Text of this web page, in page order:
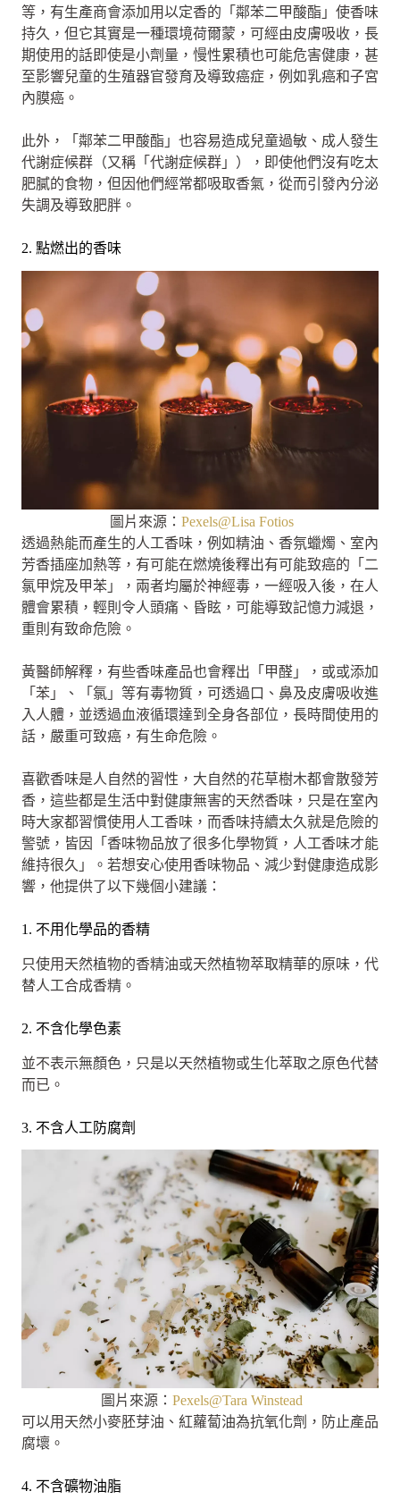
等，有生產商會添加用以定香的「鄰苯二甲酸酯」使香味
持久，但它其實是一種環境荷爾蒙，可經由皮膚吸收，長
期使用的話即使是小劑量，慢性累積也可能危害健康，甚
至影響兒童的生殖器官發育及導致癌症，例如乳癌和子宮
內膜癌。
此外，「鄰苯二甲酸酯」也容易造成兒童過敏、成人發生
代謝症候群（又稱「代謝症候群」），即使他們沒有吃太
肥膩的食物，但因他們經常都吸取香氣，從而引發內分泌
失調及導致肥胖。
2. 點燃出的香味
圖片來源： Pexels@Lisa Fotios
透過熱能而產生的人工香味，例如精油、香氛蠟燭、室內
芳香插座加熱等，有可能在燃燒後釋出有可能致癌的「二
氯甲烷及甲苯」，兩者均屬於神經毒，一經吸入後，在人
體會累積，輕則令人頭痛、昏眩，可能導致記憶力減退，
重則有致命危險。
黃醫師解釋，有些香味產品也會釋出「甲醛」，或或添加
「苯」、「氯」等有毒物質，可透過口、鼻及皮膚吸收進
入人體，並透過血液循環達到全身各部位，長時間使用的
話，嚴重可致癌，有生命危險。
喜歡香味是人自然的習性，大自然的花草樹木都會散發芳
香，這些都是生活中對健康無害的天然香味，只是在室內
時大家都習慣使用人工香味，而香味持續太久就是危險的
警號，皆因「香味物品放了很多化學物質，人工香味才能
維持很久」。若想安心使用香味物品、減少對健康造成影
響，他提供了以下幾個小建議：
1. 不用化學品的香精
只使用天然植物的香精油或天然植物萃取精華的原味，代
替人工合成香精。
2. 不含化學色素
並不表示無顏色，只是以天然植物或生化萃取之原色代替
而已。
3. 不含人工防腐劑
圖片來源： Pexels@Tara Winstead
可以用天然小麥胚芽油、紅蘿蔔油為抗氧化劑，防止產品
腐壞。
4. 不含礦物油脂